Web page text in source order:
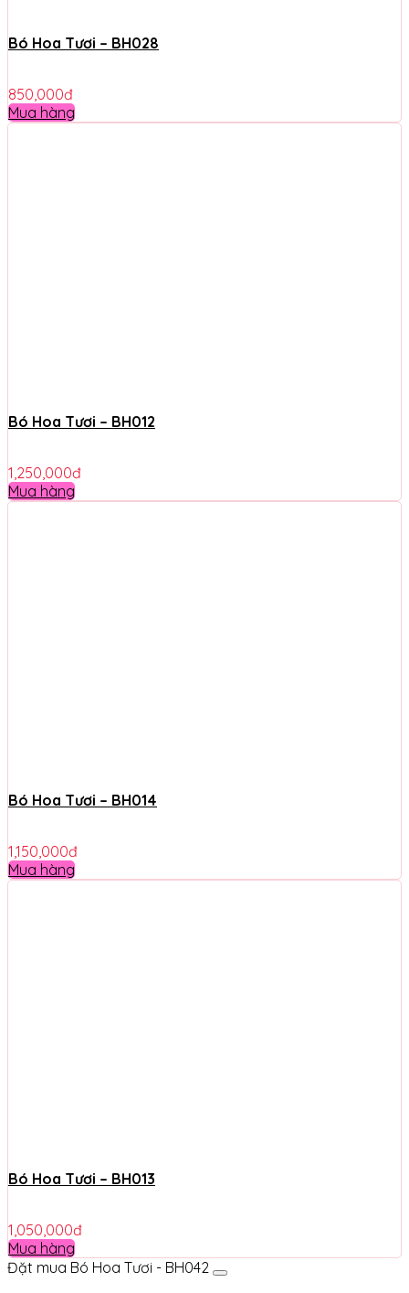
Bó Hoa Tươi – BH028
850,000đ
Mua hàng
Bó Hoa Tươi – BH012
1,250,000đ
Mua hàng
Bó Hoa Tươi – BH014
1,150,000đ
Mua hàng
Bó Hoa Tươi – BH013
1,050,000đ
Mua hàng
Đặt mua Bó Hoa Tươi - BH042